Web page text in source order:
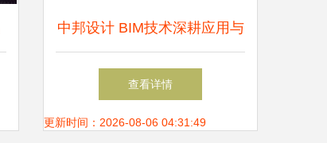
中邦设计 BIM技术深耕应用与
技术推广并举见实效
查看详情
更新时间：2026-08-06 04:31:49